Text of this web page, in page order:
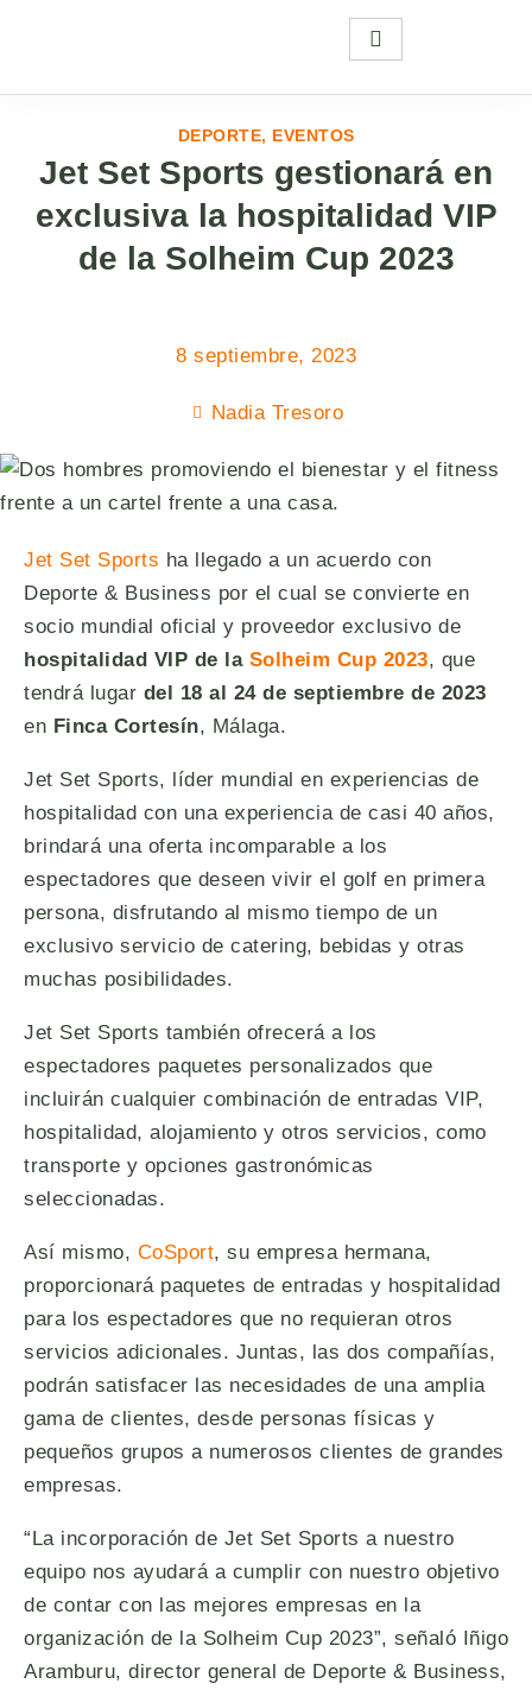
DEPORTE, EVENTOS
Jet Set Sports gestionará en
exclusiva la hospitalidad VIP
de la Solheim Cup 2023
8 septiembre, 2023
Nadia Tresoro
Jet Set Sports ha llegado a un acuerdo con
Deporte & Business por el cual se convierte en
socio mundial oficial y proveedor exclusivo de
hospitalidad VIP de la Solheim Cup 2023, que
tendrá lugar del 18 al 24 de septiembre de 2023
en Finca Cortesín, Málaga.
Jet Set Sports, líder mundial en experiencias de
hospitalidad con una experiencia de casi 40 años,
brindará una oferta incomparable a los
espectadores que deseen vivir el golf en primera
persona, disfrutando al mismo tiempo de un
exclusivo servicio de catering, bebidas y otras
muchas posibilidades.
Jet Set Sports también ofrecerá a los
espectadores paquetes personalizados que
incluirán cualquier combinación de entradas VIP,
hospitalidad, alojamiento y otros servicios, como
transporte y opciones gastronómicas
seleccionadas.
Así mismo, CoSport, su empresa hermana,
proporcionará paquetes de entradas y hospitalidad
para los espectadores que no requieran otros
servicios adicionales. Juntas, las dos compañías,
podrán satisfacer las necesidades de una amplia
gama de clientes, desde personas físicas y
pequeños grupos a numerosos clientes de grandes
empresas.
“La incorporación de Jet Set Sports a nuestro
equipo nos ayudará a cumplir con nuestro objetivo
de contar con las mejores empresas en la
organización de la Solheim Cup 2023”, señaló Iñigo
Aramburu, director general de Deporte & Business,